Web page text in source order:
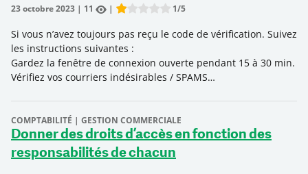
23 octobre 2023 | 11 |
Rate this item:
1/5
Si vous n’avez toujours pas reçu le code de vérification. Suivez
les instructions suivantes :
Gardez la fenêtre de connexion ouverte pendant 15 à 30 min.
Vérifiez vos courriers indésirables / SPAMS…
COMPTABILITÉ | GESTION COMMERCIALE
Donner des droits d’accès en fonction des
responsabilités de chacun